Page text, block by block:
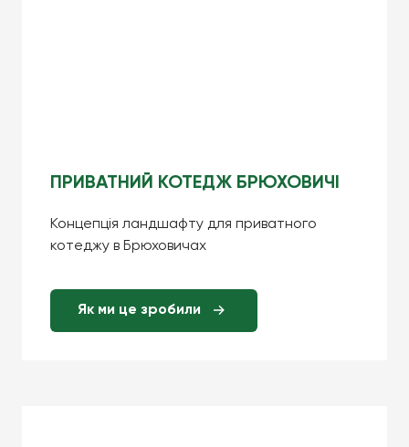
ПРИВАТНИЙ КОТЕДЖ БРЮХОВИЧІ
Концепція ландшафту для приватного
котеджу в Брюховичах
Як ми це зробили